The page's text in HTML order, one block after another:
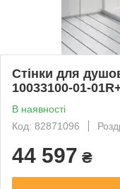
Стінки для
10033100-01-
В наявності
Код: 82871096
44 597 ₴